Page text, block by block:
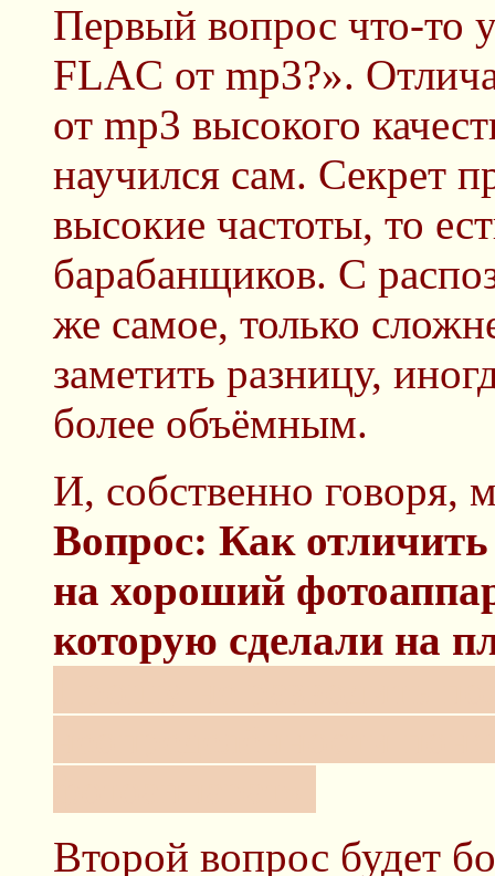
Первый вопрос что-то
FLAC от mp3?».
от mp3 высокого
научился сам. Секрет
высокие частоты, то
барабанщиков. С
же самое, только
заметить разницу,
более объёмным.
И, собственно говоря,
Вопрос: Как
на хороший
которую сделали на
Второй вопрос будет